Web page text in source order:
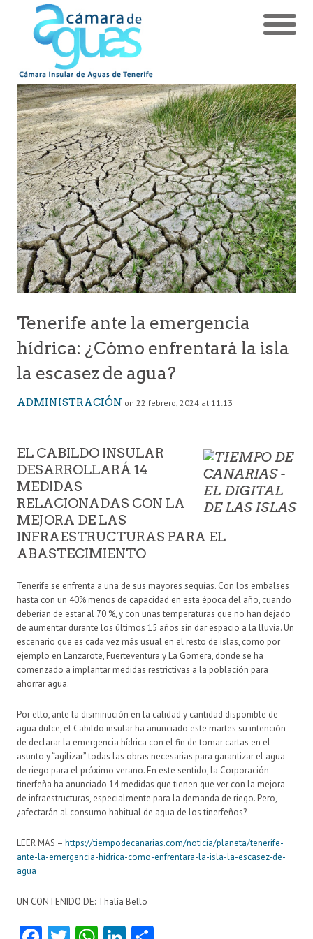
Tenerife ante la emergencia
hídrica: ¿Cómo enfrentará la isla
la escasez de agua?
ADMINISTRACIÓN on 22 febrero, 2024 at 11:13
EL CABILDO INSULAR
DESARROLLARÁ 14
MEDIDAS
RELACIONADAS CON LA
MEJORA DE LAS
INFRAESTRUCTURAS PARA EL
ABASTECIMIENTO
Tenerife se enfrenta a una de sus mayores sequías. Con los embalses
hasta con un 40% menos de capacidad en esta época del año, cuando
deberían de estar al 70 %, y con unas temperaturas que no han dejado
de aumentar durante los últimos 15 años sin dar espacio a la lluvia. Un
escenario que es cada vez más usual en el resto de islas, como por
ejemplo en Lanzarote, Fuerteventura y La Gomera, donde se ha
comenzado a implantar medidas restrictivas a la población para
ahorrar agua.
Por ello, ante la disminución en la calidad y cantidad disponible de
agua dulce, el Cabildo insular ha anunciado este martes su intención
de declarar la emergencia hídrica con el fin de tomar cartas en el
asunto y “agilizar” todas las obras necesarias para garantizar el agua
de riego para el próximo verano. En este sentido, la Corporación
tinerfeña ha anunciado 14 medidas que tienen que ver con la mejora
de infraestructuras, especialmente para la demanda de riego. Pero,
¿afectarán al consumo habitual de agua de los tinerfeños?
LEER MAS – https://tiempodecanarias.com/noticia/planeta/tenerife-
ante-la-emergencia-hidrica-como-enfrentara-la-isla-la-escasez-de-
agua
UN CONTENIDO DE: Thalía Bello